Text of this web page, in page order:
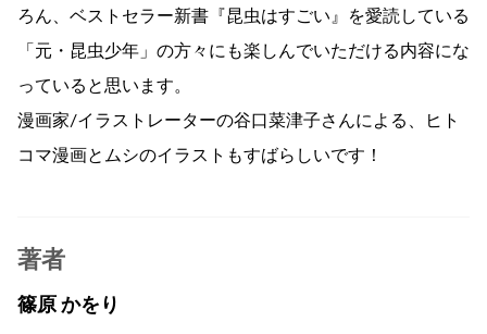
ろん、ベストセラー新書『昆虫はすごい』を愛読している
「元・昆虫少年」の方々にも楽しんでいただける内容にな
っていると思います。
漫画家/イラストレーターの谷口菜津子さんによる、ヒト
コマ漫画とムシのイラストもすばらしいです！
著者
篠原 かをり